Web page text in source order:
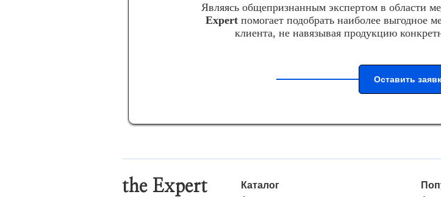
Являясь общепризнанным экспертом в области
Expertпомогает подобрать наиболее выгодное
клиента, не навязывая продукцию
Оставить
the Expert
Каталог